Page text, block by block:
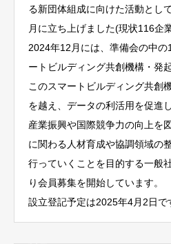
る新団体組成に向けた活動とし
月に立ち上げました(現状116企
2024年12月には、準備会の中
ートビルディング共創機構・発
このスマートビルディング共創
を越え、データの利活用を促進
産業振興や国際競争力の向上を
に関わる人材育成や協調領域の
行っていくことを目的する一般
り会員募集を開始しています。
設立登記予定は2025年4月2日で